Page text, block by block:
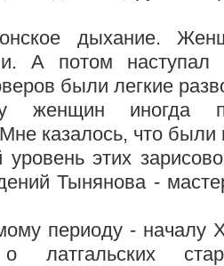
дыхание.
А потом
были легкие
иногда
казалось, что были
этих
Тынянова -
периоду - началу
латгальских